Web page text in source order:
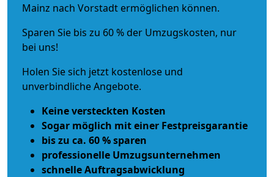
Mainz nach Vorstadt ermöglichen können.
Sparen Sie bis zu 60 % der Umzugskosten, nur
bei uns!
Holen Sie sich jetzt kostenlose und
unverbindliche Angebote.
Keine versteckten Kosten
Sogar möglich mit einer Festpreisgarantie
bis zu ca. 60 % sparen
professionelle Umzugsunternehmen
schnelle Auftragsabwicklung